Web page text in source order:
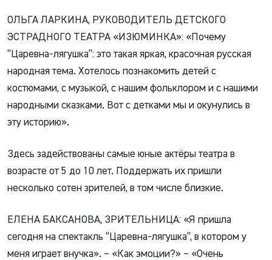
ОЛЬГА ЛАРКИНА, РУКОВОДИТЕЛЬ ДЕТСКОГО
ЭСТРАДНОГО ТЕАТРА «ИЗЮМИНКА»: «Почему
“Царевна-лягушка”: это такая яркая, красочная русская
народная тема. Хотелось познакомить детей с
костюмами, с музыкой, с нашим фольклором и с нашими
народными сказками. Вот с детками мы и окунулись в
эту историю».
Здесь задействованы самые юные актёры театра в
возрасте от 5 до 10 лет. Поддержать их пришли
несколько сотен зрителей, в том числе близкие.
ЕЛЕНА БАКСАНОВА, ЗРИТЕЛЬНИЦА: «Я пришла
сегодня на спектакль “Царевна-лягушка”, в котором у
меня играет внучка». – «Как эмоции?» – «Очень